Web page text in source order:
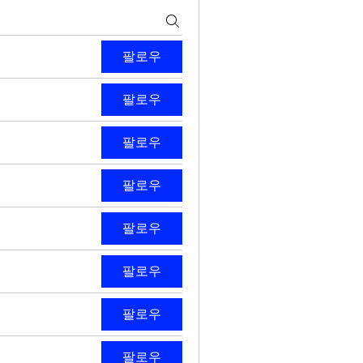
팔로우
팔로우
팔로우
팔로우
팔로우
팔로우
팔로우
팔로우